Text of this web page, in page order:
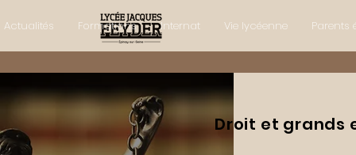
Actualités Formations Internat Vie lycéenne Parents
Droit et grands